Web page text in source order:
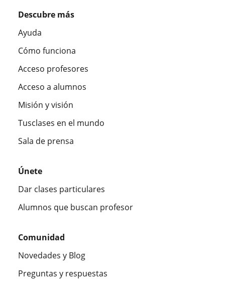
Descubre más
Ayuda
Cómo funciona
Acceso profesores
Acceso a alumnos
Misión y visión
Tusclases en el mundo
Sala de prensa
Únete
Dar clases particulares
Alumnos que buscan profesor
Comunidad
Novedades y Blog
Preguntas y respuestas